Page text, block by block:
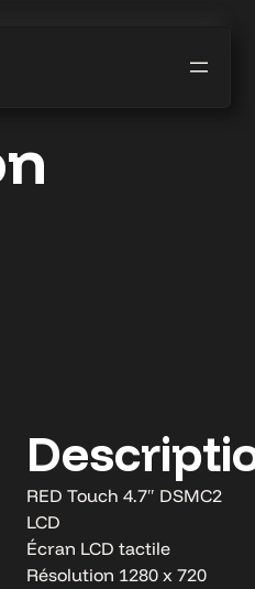
RED Touch 4.7″ DSMC2
LCD
Écran LCD tactile
Résolution 1280 x 720